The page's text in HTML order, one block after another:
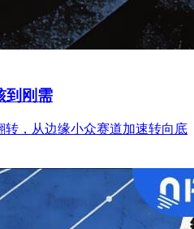
到刚需
，从边缘小众赛道加速转向底